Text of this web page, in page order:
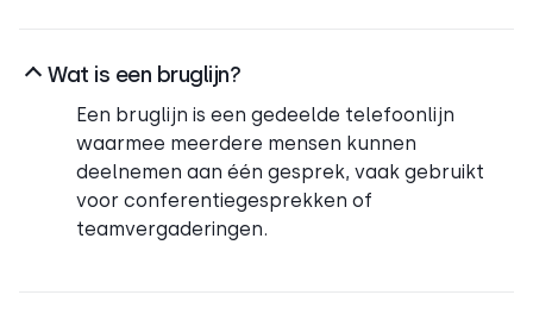
Wat is een bruglijn?
Een bruglijn is een gedeelde telefoonlijn
waarmee meerdere mensen kunnen
deelnemen aan één gesprek, vaak gebruikt
voor conferentiegesprekken of
teamvergaderingen.